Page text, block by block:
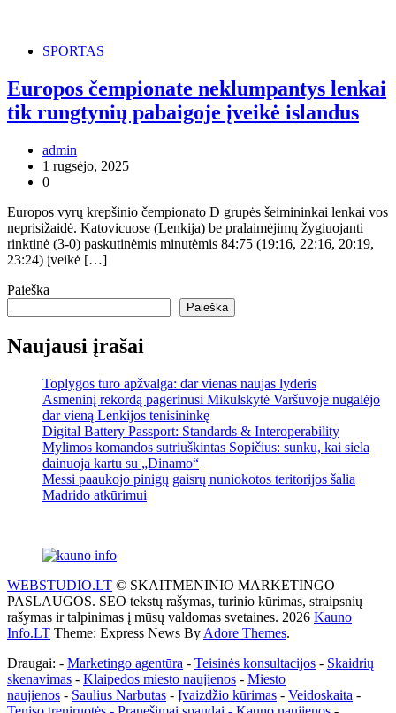
SPORTAS
Europos čempionate neklumpantys lenkai
tik rungtynių pabaigoje įveikė islandus
admin
1 rugsėjo, 2025
0
Europos vyrų krepšinio čempionato D grupės šeimininkai lenkai vos
neprisižaidė. Katovicuose (Lenkija) be pralaimėjimų žygiuojanti
rinktinė (3-0) paskutinėmis minutėmis 84:75 (19:16, 22:16, 20:19,
23:24) įveikė […]
Paieška
Paieška
Naujausi įrašai
Toplygos turo apžvalga: dar vienas naujas lyderis
Asmeninį rekordą pagerinusi Mikulskytė Varšuvoje nugalėjo
dar vieną Lenkijos tenisininkę
Digital Battery Passport: Standards & Interoperability
Mylimos komandos sutriuškintas Sopičius: sunku, kai siela
dainuoja kartu su „Dinamo“
Messi paaukojo pinigų gaisrų nuniokotos teritorijos šalia
Madrido atkūrimui
WEBSTUDIO.LT © SKAITMENINIO MARKETINGO
PASLAUGOS. SEO tekstų rašymas, turinio kūrimas, straipsnių
rašymas ir talpinimas į mūsų valdomas svetaines. 2026 Kauno
Info.LT Theme: Express News By Adore Themes.
Draugai: - Marketingo agentūra - Teisinės konsultacijos - Skaidrių
skenavimas - Klaipedos miesto naujienos - Miesto
naujienos - Saulius Narbutas - Įvaizdžio kūrimas - Veidoskaita -